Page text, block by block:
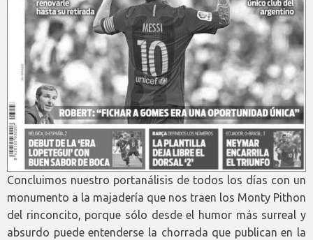
Concluimos nuestro portanálisis de todos los días con un
monumento a la majadería que nos traen los Monty Pithon
del rinconcito, porque sólo desde el humor más surreal y
absurdo puede entenderse la chorrada que publican en la